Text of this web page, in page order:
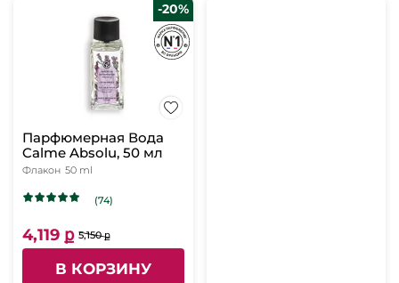
-20%
Парфюмерная Вода
Calme Absolu, 50 мл
Флакон 50 ml
(74)
4,119 ք 5,150 ք
В КОРЗИНУ